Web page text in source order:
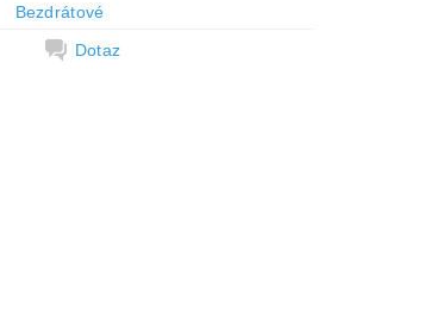
Bezdrátové
Dotaz